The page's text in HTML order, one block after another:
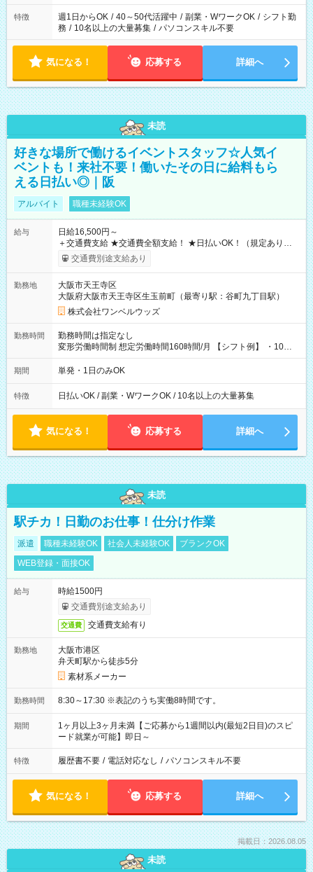
特徴 週1日からOK / 40～50代活躍中 / 副業・WワークOK / シフト勤
務 / 10名以上の大量募集 / パソコンスキル不要
気になる！ 応募する 詳細へ
未読
好きな場所で働けるイベントスタッフ☆人気イ
ベントも！来社不要！働いたその日に給料もら
える日払い◎｜阪
アルバイト 職種未経験OK
給与
日給16,500円～
＋交通費支給 ★交通費全額支給！ ★日払いOK！（規定あり） ┗
働いたその日に現金GET♪ お仕事後はコンビニATMから 日払
交通費別途支給あり
勤務地
大阪市天王寺区
大阪府大阪市天王寺区生玉前町（最寄り駅：谷町九丁目駅）
株式会社ワンベルウッズ
勤務時間
勤務時間は指定なし
変形労働時間制 想定労働時間160時間/月 【シフト例】 ・10：
00～20：00
期間 単発・1日のみOK
特徴 日払いOK / 副業・WワークOK / 10名以上の大量募集
気になる！ 応募する 詳細へ
未読
駅チカ！日勤のお仕事！仕分け作業
派遣 職種未経験OK 社会人未経験OK
ブランクOK
WEB登録・面接OK
給与
時給1500円
交通費別途支給あり
交通費 交通費支給有り
勤務地
大阪市港区
弁天町駅から徒歩5分
素材系メーカー
勤務時間 8:30～17:30 ※表記のうち実働8時間です。
期間
1ヶ月以上3ヶ月未満【ご応募から1週間以内(最短2日目)のスピ
ード就業が可能】即日～
特徴 履歴書不要 / 電話対応なし / パソコンスキル不要
気になる！ 応募する 詳細へ
掲載日：2026.08.05
未読